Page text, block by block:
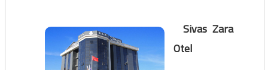
Sivas Zara
Otel